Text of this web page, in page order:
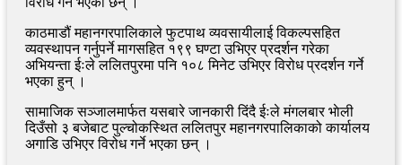
काठमाडौं महानगरपालिकाले फुटपाथ व्यवसायीलाई विकल्पसहित
व्यवस्थापन गर्नुपर्ने मागसहित १९९ घण्टा उभिएर प्रदर्शन गरेका
अभियन्ता ईःले ललितपुरमा पनि १०८ मिनेट उभिएर विरोध प्रदर्शन गर्ने
भएका हुन् ।
सामाजिक सञ्जालमार्फत यसबारे जानकारी दिंदै ईःले मंगलबार भाेली
दिउँसो ३ बजेबाट पुल्चोकस्थित ललितपुर महानगरपालिकाको कार्यालय
अगाडि उभिएर विरोध गर्ने भएका छन् ।